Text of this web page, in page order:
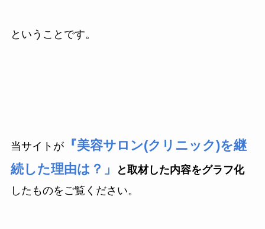
ということです。
当サイトが『美容サロン(クリニック)を継
続した理由は？」
と取材した内容をグラフ化
したものをご覧ください。